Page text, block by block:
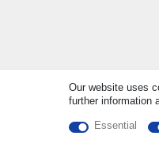
Our website uses
further information
Essential